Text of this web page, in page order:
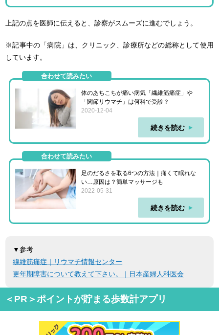
上記の点を医師に伝えると、診察がスムーズに進むでしょう。
※記事中の「病院」は、クリニック、診療所などの総称として使用
しています。
合わせて読みたい
体のあちこちが痛い病気「繊維筋痛症」や
「関節リウマチ」は何科で受診？
2020-12-04
続きを読む
合わせて読みたい
足のだるさを取る6つの方法｜痛くて眠れな
い…原因は？簡単マッサージも
2022-05-31
続きを読む
▼参考
線維筋痛症｜リウマチ情報センター
更年期障害について教えて下さい。｜日本産婦人科医会
＜PR＞ポイントが貯まる歩数計アプリ